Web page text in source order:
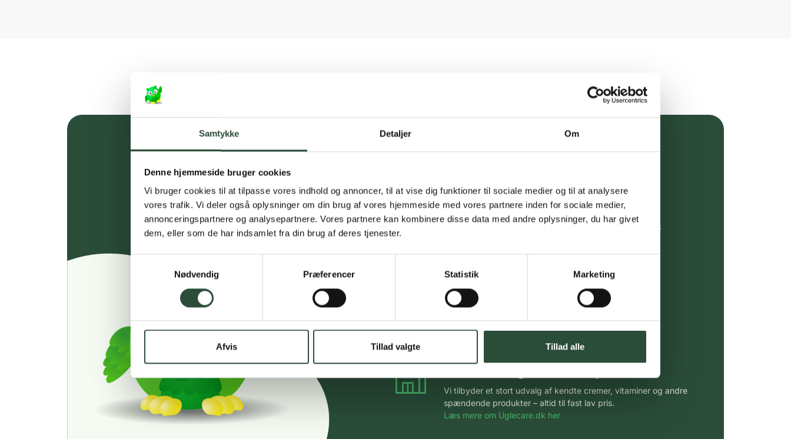
Samtykke Detaljer Om
Denne hjemmeside bruger cookies
Vi bruger cookies til at tilpasse vores indhold og annoncer, til at vise dig funktioner til sociale medier og til at analysere
vores trafik. Vi deler også oplysninger om din brug af vores hjemmeside med vores partnere inden for sociale medier,
annonceringspartnere og analysepartnere. Vores partnere kan kombinere disse data med andre oplysninger, du har givet
dem, eller som de har indsamlet fra din brug af deres tjenester.
Nødvendig
Præferencer Statistik Marketing
Afvis Tillad valgte Tillad alle
Gratis fragt over 349 kr.
Personlig rådgivning
Få hjælp til din webordre på: kundeservice@uglecare.dk
Hurtigt leveringen via GLS, og DAO
Faste lave priser*
Stort udvalg af kendte produkter
Vi tilbyder et stort udvalg af kendte cremer, vitaminer og andre
spændende produkter – altid til fast lav pris.
Læs mere om Uglecare.dk her